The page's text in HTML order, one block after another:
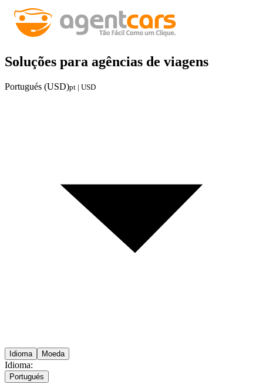
Soluções para agências de viagens
Portugués (USD)pt | USD
Idioma Moeda
Idioma:
Portugués